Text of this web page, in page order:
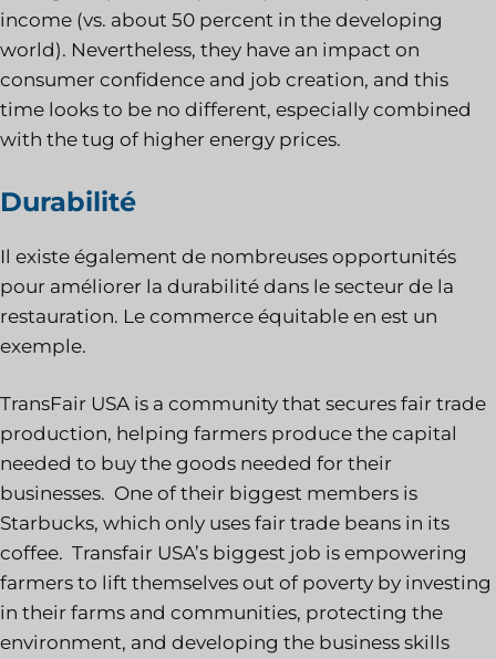
income (vs. about 50 percent in the developing
world). Nevertheless, they have an impact on
consumer confidence and job creation, and this
time looks to be no different, especially combined
with the tug of higher energy prices.
Durabilité
Il existe également de nombreuses opportunités
pour améliorer la durabilité dans le secteur de la
restauration. Le commerce équitable en est un
exemple.
TransFair USA is a community that secures fair trade
production, helping farmers produce the capital
needed to buy the goods needed for their
businesses. One of their biggest members is
Starbucks, which only uses fair trade beans in its
coffee. Transfair USA’s biggest job is empowering
farmers to lift themselves out of poverty by investing
in their farms and communities, protecting the
environment, and developing the business skills